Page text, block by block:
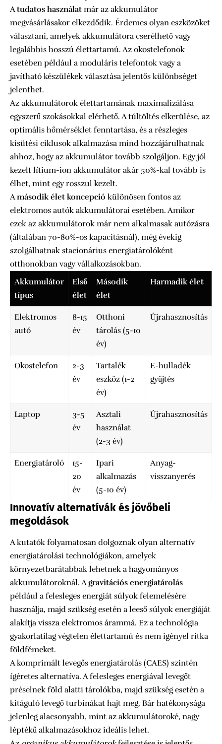
Atudatos használat már az akkumulátor
megvásárlásakor elkezdődik. Érdemes olyan eszközöket
választani, amelyek akkumulátora cserélhető vagy
legalábbis hosszú élettartamú. Az okostelefonok
esetében például a moduláris telefontok vagy a
javítható készülékek választása jelentős különbséget
jelenthet.
Az akkumulátorok élettartamának maximalizálása
egyszerű szokásokkal elérhető. A túltöltés elkerülése, az
optimális hőmérséklet fenntartása, és a részleges
kisütési ciklusok alkalmazása mind hozzájárulhatnak
ahhoz, hogy az akkumulátor tovább szolgáljon. Egy jól
kezelt lítium-ion akkumulátor akár 50%-kal tovább is
élhet, mint egy rosszul kezelt.
Amásodik élet koncepció különösen fontos az
elektromos autók akkumulátorai esetében. Amikor
ezek az akkumulátorok már nem alkalmasak autózásra
(általában 70-80%-os kapacitásnál), még évekig
szolgálhatnak stacionárius energiatárolóként
otthonokban vagy vállalkozásokban.
Akkumulátor
típus
Első
élet
Második
élet
Harmadik élet
Elektromos
autó
8-15
év
Otthoni
tárolás (5-10
év)
Újrahasznosítás
Okostelefon
2-3
év
Tartalék
eszköz (1-2
év)
E-hulladék
gyűjtés
Laptop
3-5
év
Asztali
használat
(2-3 év)
Újrahasznosítás
Energiatároló
15-
20
év
Ipari
alkalmazás
(5-10 év)
Anyag-
visszanyerés
Innovatív alternatívák és jövőbeli
megoldások
A kutatók folyamatosan dolgoznak olyan alternatív
energiatárolási technológiákon, amelyek
környezetbarátabbak lehetnek a hagyományos
akkumulátoroknál. Agravitációs energiatárolás
például a felesleges energiát súlyok felemelésére
használja, majd szükség esetén a leeső súlyok energiáját
alakítja vissza elektromos árammá. Ez a technológia
gyakorlatilag végtelen élettartamú és nem igényel ritka
földfémeket.
A komprimált levegős energiatárolás (CAES) szintén
ígéretes alternatíva. A felesleges energiával levegőt
préselnek föld alatti tárolókba, majd szükség esetén a
kitáguló levegő turbinákat hajt meg. Bár hatékonysága
jelenleg alacsonyabb, mint az akkumulátoroké, nagy
léptékű alkalmazásokhoz ideális lehet.